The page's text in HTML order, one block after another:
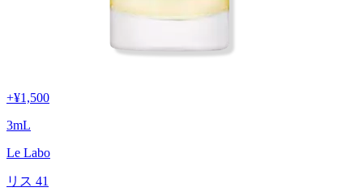
+¥1,500
3mL
Le Labo
リス 41